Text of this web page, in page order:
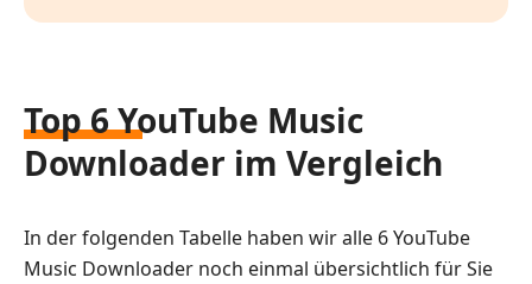
Top 6 YouTube Music
Downloader im Vergleich
In der folgenden Tabelle haben wir alle 6 YouTube
Music Downloader noch einmal übersichtlich für Sie